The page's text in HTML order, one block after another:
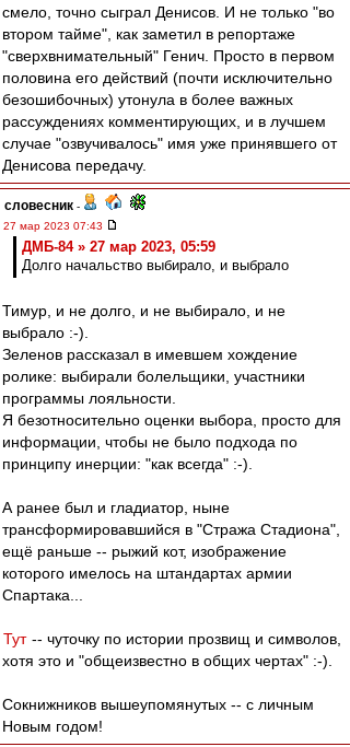
смело, точно сыграл Денисов. И не только "во
втором тайме", как заметил в репортаже
"сверхвнимательный" Генич. Просто в первом
половина его действий (почти исключительно
безошибочных) утонула в более важных
рассуждениях комментирующих, и в лучшем
случае "озвучивалось" имя уже принявшего от
Денисова передачу.
словесник -
27 мар 2023 07:43
ДМБ-84 » 27 мар 2023, 05:59
Долго начальство выбирало, и выбрало
Тимур, и не долго, и не выбирало, и не
выбрало :-).
Зеленов рассказал в имевшем хождение
ролике: выбирали болельщики, участники
программы лояльности.
Я безотносительно оценки выбора, просто для
информации, чтобы не было подхода по
принципу инерции: "как всегда" :-).
А ранее был и гладиатор, ныне
трансформировавшийся в "Стража Стадиона",
ещё раньше -- рыжий кот, изображение
которого имелось на штандартах армии
Спартака...
Тут -- чуточку по истории прозвищ и символов,
хотя это и "общеизвестно в общих чертах" :-).
Сокнижников вышеупомянутых -- с личным
Новым годом!